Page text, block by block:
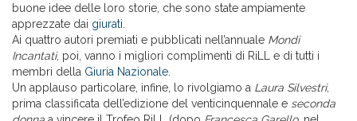
buone idee delle loro storie, che sono state ampiamente
apprezzate dai giurati
Ai quattro autori premiati e pubblicati nell’annuale Mondi
Incantati, poi, vanno i migliori complimenti di RiLL e di tutti i
membri della Giuria Nazionale
Un applauso particolare, infine, lo rivolgiamo a Laura Silvestri,
prima classificata dell’edizione del venticinquennale e seconda